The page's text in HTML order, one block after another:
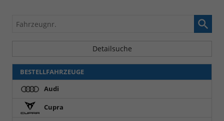
Fahrzeugnr.
Detailsuche
BESTELLFAHRZEUGE
Audi
Cupra